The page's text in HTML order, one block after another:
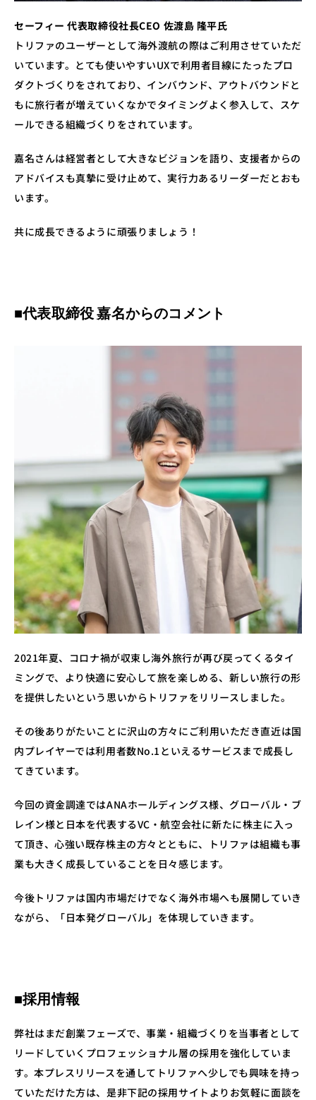
セーフィー 代表取締役社長CEO 佐渡島 隆平氏
トリファのユーザーとして海外渡航の際はご利用させていただ
いています。とても使いやすいUXで利用者目線にたったプロ
ダクトづくりをされており、インバウンド、アウトバウンドと
もに旅行者が増えていくなかでタイミングよく参入して、スケ
ールできる組織づくりをされています。
嘉名さんは経営者として大きなビジョンを語り、支援者からの
アドバイスも真摯に受け止めて、実行力あるリーダーだとおも
います。
共に成長できるように頑張りましょう！
■代表取締役 嘉名からのコメント
2021年夏、コロナ禍が収束し海外旅行が再び戻ってくるタイ
ミングで、より快適に安心して旅を楽しめる、新しい旅行の形
を提供したいという思いからトリファをリリースしました。
その後ありがたいことに沢山の方々にご利用いただき直近は国
内プレイヤーでは利用者数No.1といえるサービスまで成長し
てきています。
今回の資金調達ではANAホールディングス様、グローバル・ブ
レイン様と日本を代表するVC・航空会社に新たに株主に入っ
て頂き、心強い既存株主の方々とともに、トリファは組織も事
業も大きく成長していることを日々感じます。
今後トリファは国内市場だけでなく海外市場へも展開していき
ながら、「日本発グローバル」を体現していきます。
■採用情報
弊社はまだ創業フェーズで、事業・組織づくりを当事者として
リードしていくプロフェッショナル層の採用を強化していま
す。本プレスリリースを通してトリファへ少しでも興味を持っ
ていただけた方は、是非下記の採用サイトよりお気軽に面談を